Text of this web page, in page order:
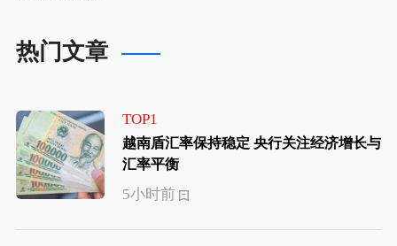
热门文章
TOP1
越南盾汇率保持稳定 央行关注经济增长与
汇率平衡
5小时前